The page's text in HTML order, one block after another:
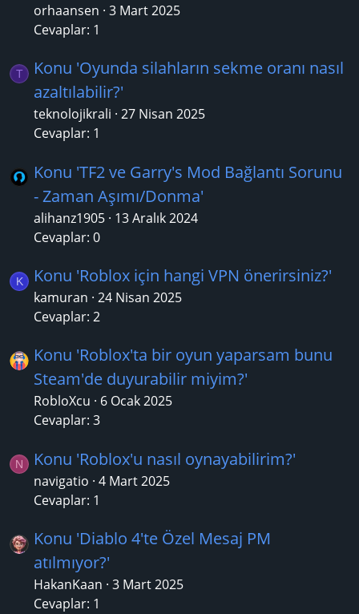
orhaansen 3 Mart 2025
Cevaplar: 1
T
Konu 'Oyunda silahların sekme oranı nasıl
azaltılabilir?'
teknolojikrali 27 Nisan 2025
Cevaplar: 1
Konu 'TF2 ve Garry's Mod Bağlantı Sorunu
- Zaman Aşımı/Donma'
alihanz1905 13 Aralık 2024
Cevaplar: 0
K Konu 'Roblox için hangi VPN önerirsiniz?'
kamuran 24 Nisan 2025
Cevaplar: 2
Konu 'Roblox'ta bir oyun yaparsam bunu
Steam'de duyurabilir miyim?'
RobloXcu
6 Ocak 2025
Cevaplar: 3
N Konu 'Roblox'u nasıl oynayabilirim?'
navigatio 4 Mart 2025
Cevaplar: 1
Konu 'Diablo 4'te Özel Mesaj PM
atılmıyor?'
HakanKaan 3 Mart 2025
Cevaplar: 1